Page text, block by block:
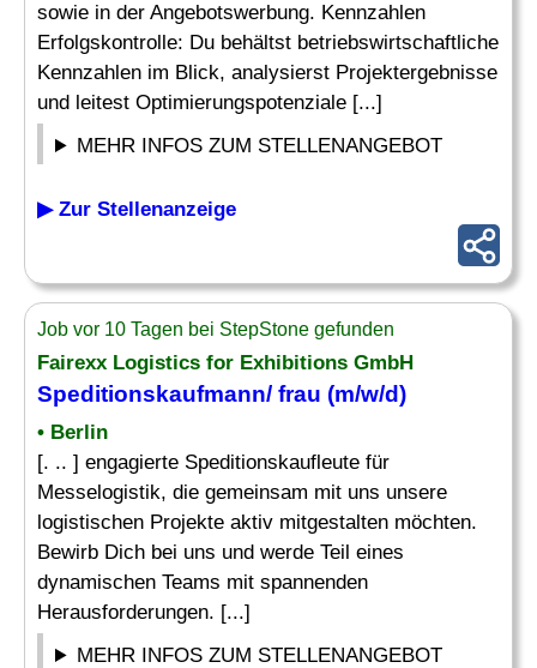
sowie in der Angebotswerbung. Kennzahlen
Erfolgskontrolle: Du behältst betriebswirtschaftliche
Kennzahlen im Blick, analysierst Projektergebnisse
und leitest Optimierungspotenziale [...]
MEHR INFOS ZUM STELLENANGEBOT
▶ Zur Stellenanzeige
Job vor 10 Tagen bei StepStone gefunden
Fairexx Logistics for Exhibitions GmbH
Speditionskaufmann/ frau (m/w/d)
• Berlin
[. .. ] engagierte Speditionskaufleute für
Messelogistik, die gemeinsam mit uns unsere
logistischen Projekte aktiv mitgestalten möchten.
Bewirb Dich bei uns und werde Teil eines
dynamischen Teams mit spannenden
Herausforderungen. [...]
MEHR INFOS ZUM STELLENANGEBOT